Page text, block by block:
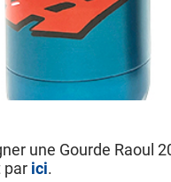
une Gourde
par ici.